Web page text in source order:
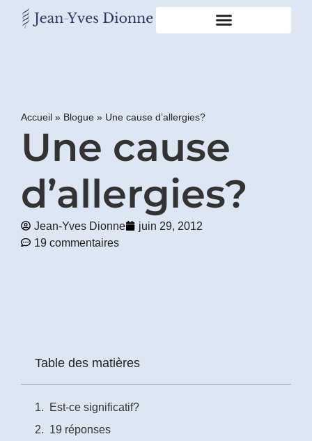
Accueil » Blogue » Une cause d’allergies?
Une cause
d’allergies?
Jean-Yves Dionne
juin 29, 2012
19 commentaires
Table des matières
Est-ce significatif?
19 réponses
gratuitement
mon
"BONS
GRAS,
GRAS"
en
*
*